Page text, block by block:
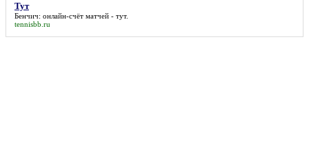
Тут
Бенчич: онлайн-счёт матчей - тут.
tennisbb.ru